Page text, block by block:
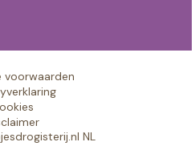
NL
voorwaarden